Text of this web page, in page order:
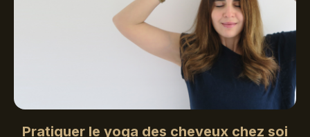
Pratiquer le yoga des cheveux chez soi